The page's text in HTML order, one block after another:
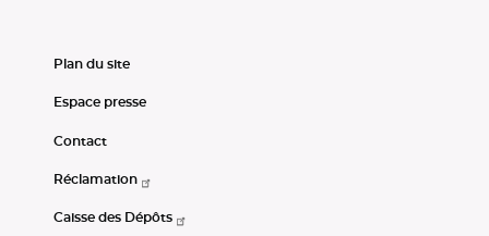
Plan du site
Espace presse
Contact
Réclamation
Caisse des Dépôts